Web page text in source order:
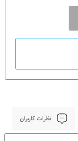
نظرات کاربران